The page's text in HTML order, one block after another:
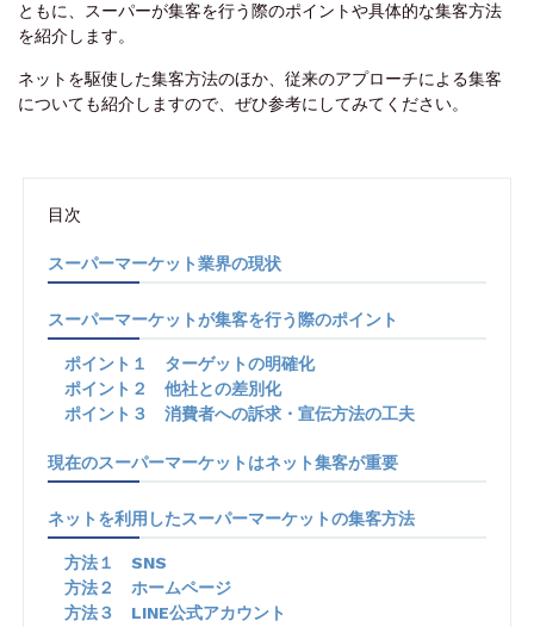
ともに、スーパーが集客を行う際のポイントや具体的な集客方法
を紹介します。
ネットを駆使した集客方法のほか、従来のアプローチによる集客
についても紹介しますので、ぜひ参考にしてみてください。
目次
スーパーマーケット業界の現状
スーパーマーケットが集客を行う際のポイント
ポイント１ ターゲットの明確化
ポイント２ 他社との差別化
ポイント３ 消費者への訴求・宣伝方法の工夫
現在のスーパーマーケットはネット集客が重要
ネットを利用したスーパーマーケットの集客方法
方法１ SNS
方法２ ホームページ
方法３ LINE公式アカウント